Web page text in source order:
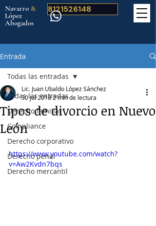
Navarro &
López
Abogados
8121526148
Entrada
Todas las entradas
Derecho familiar
Compliance
Derecho corporativo
Derecho penal
Derecho mercantil
Todas las entradas
Tipos de divorcio en Nuevo
León
Lic. Juan Ubaldo López Sánchez
30 jul 20182 min de lectura
https://www.youtube.com/watch?
v=Aw2Kvdn7bqs